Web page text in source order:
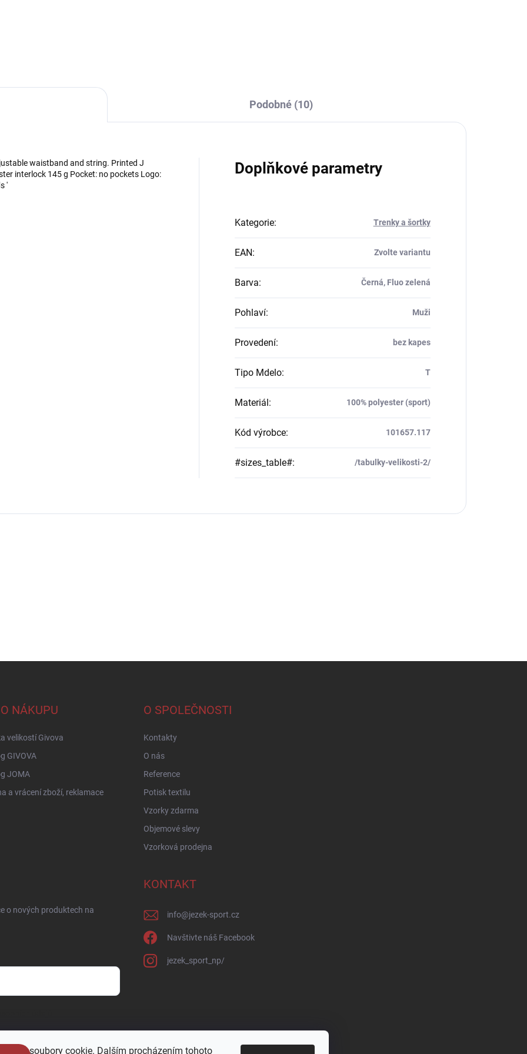
soubory cookie. Dalším procházením tohoto
Podobné (10)
waistband and string. Printed J
interlock 145 g Pocket: no pockets Logo:
'
Doplňkové parametry
Kategorie: Trenky a šortky
EAN: Zvolte variantu
Barva: Černá, Fluo zelená
Pohlaví: Muži
Provedení: bez kapes
Tipo Mdelo: T
Materiál: 100% polyester (sport)
Kód výrobce: 101657.117
#sizes_table#: /tabulky-velikosti-2/
NÁKUPU
velikostí Givova
GIVOVA
JOMA
a vrácení zboží, reklamace
O SPOLEČNOSTI
Kontakty
O nás
Reference
Potisk textilu
Vzorky zdarma
Objemové slevy
Vzorková prodejna
o nových produktech na
KONTAKT
info@jezek-sport.cz
Navštivte náš Facebook
jezek_sport_np/